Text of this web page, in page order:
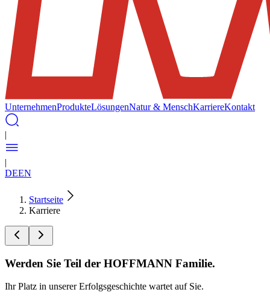
UnternehmenProdukteLösungenNatur & MenschKarriereKontakt
|
|
DEEN
Startseite
Karriere
Werden Sie Teil der HOFFMANN Familie.
Ihr Platz in unserer Erfolgsgeschichte wartet auf Sie.